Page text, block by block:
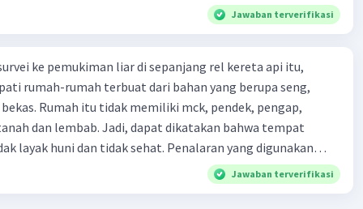
Jawaban terverifikasi
ke pemukiman liar di sepanjang rel kereta api itu,
rumah-rumah terbuat dari bahan yang berupa seng,
bekas. Rumah itu tidak memiliki mck, pendek, pengap,
dan lembab. Jadi, dapat dikatakan bahwa tempat
dan tidak sehat. Penalaran yang digunakan
adalah . . . .
Jawaban terverifikasi